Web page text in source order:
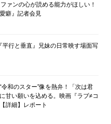
ァンの心が読める能力がほしい！
癖』記者会見
行と垂直』兄妹の日常映す場面写
和のスター”像を熱弁！「次は君
甘い願いを込める。映画『ラブ≠コ
詳細】レポート